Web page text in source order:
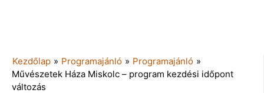
Kezdőlap » Programajánló » Programajánló »
Művészetek Háza Miskolc – program kezdési időpont
változás